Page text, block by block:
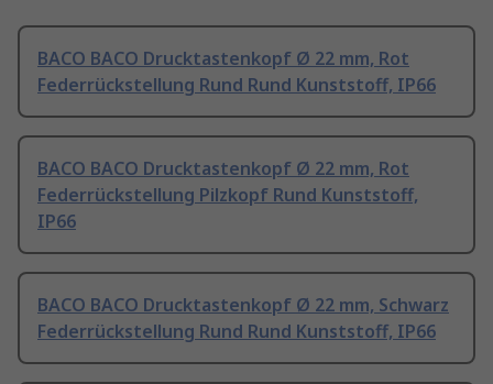
BACO BACO Drucktastenkopf Ø 22 mm, Rot
Federrückstellung Rund Rund Kunststoff, IP66
BACO BACO Drucktastenkopf Ø 22 mm, Rot
Federrückstellung Pilzkopf Rund Kunststoff,
IP66
BACO BACO Drucktastenkopf Ø 22 mm, Schwarz
Federrückstellung Rund Rund Kunststoff, IP66